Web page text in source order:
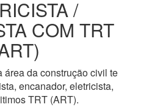
/
COM TRT
da construção civil te
encanador, eletricista,
TRT (ART).